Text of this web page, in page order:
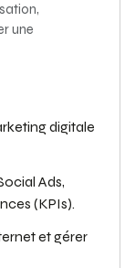
une
digitale
Ads,
(KPIs).
et gérer